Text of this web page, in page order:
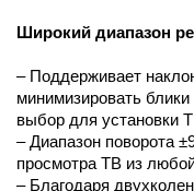
Широкий диапазон
– Поддерживает
минимизировать
выбор для установки
– Диапазон поворота
просмотра ТВ из
– Благодаря